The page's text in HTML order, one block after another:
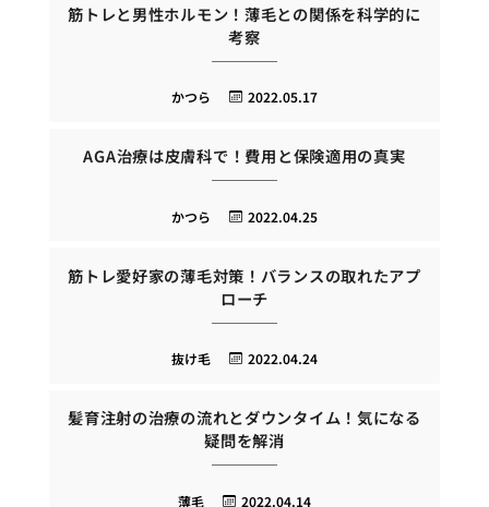
筋トレと男性ホルモン！薄毛との関係を科学的に
考察
2022.05.17
かつら
AGA治療は皮膚科で！費用と保険適用の真実
2022.04.25
かつら
筋トレ愛好家の薄毛対策！バランスの取れたアプ
ローチ
2022.04.24
抜け毛
髪育注射の治療の流れとダウンタイム！気になる
疑問を解消
2022.04.14
薄毛